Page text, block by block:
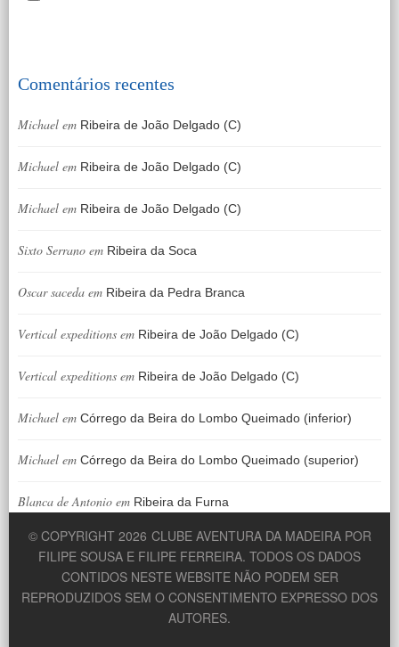
Comentários recentes
Michael em Ribeira de João Delgado (C)
Michael em Ribeira de João Delgado (C)
Michael em Ribeira de João Delgado (C)
Sixto Serrano em Ribeira da Soca
Oscar saceda em Ribeira da Pedra Branca
Vertical expeditions em Ribeira de João Delgado (C)
Vertical expeditions em Ribeira de João Delgado (C)
Michael em Córrego da Beira do Lombo Queimado (inferior)
Michael em Córrego da Beira do Lombo Queimado (superior)
Blanca de Antonio em Ribeira da Furna
© COPYRIGHT 2026 CLUBE AVENTURA DA MADEIRA POR
FILIPE SOUSA E FILIPE FERREIRA. TODOS OS DADOS
CONTIDOS NESTE WEBSITE NÃO PODEM SER
REPRODUZIDOS SEM O CONSENTIMENTO EXPRESSO DOS
AUTORES.